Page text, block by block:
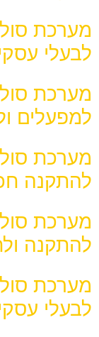
מערכת
לבעלי
מערכת
למפעלים
מערכת
להתקנה
מערכת
להתקנה
מערכת
לבעלי